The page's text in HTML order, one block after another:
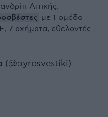
Αττικής.
με 1 ομάδα
7 οχήματα, εθελοντές
(@pyrosvestiki)